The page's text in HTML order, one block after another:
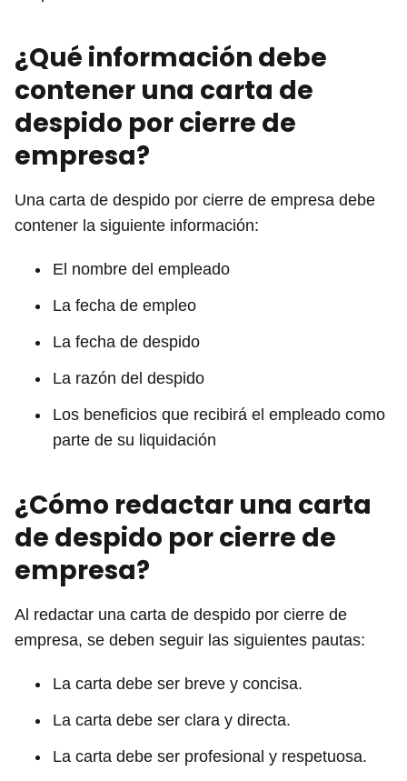
¿Qué información debe
contener una carta de
despido por cierre de
empresa?
Una carta de despido por cierre de empresa debe
contener la siguiente información:
El nombre del empleado
La fecha de empleo
La fecha de despido
La razón del despido
Los beneficios que recibirá el empleado como
parte de su liquidación
¿Cómo redactar una carta
de despido por cierre de
empresa?
Al redactar una carta de despido por cierre de
empresa, se deben seguir las siguientes pautas:
La carta debe ser breve y concisa.
La carta debe ser clara y directa.
La carta debe ser profesional y respetuosa.